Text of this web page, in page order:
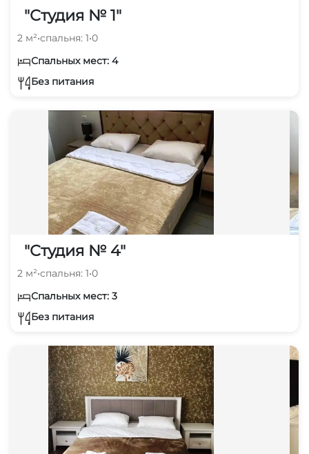
"Студия № 1"
2 м²•спальня: 1•0
Спальных мест: 4
Без питания
"Студия № 4"
2 м²•спальня: 1•0
Спальных мест: 3
Без питания